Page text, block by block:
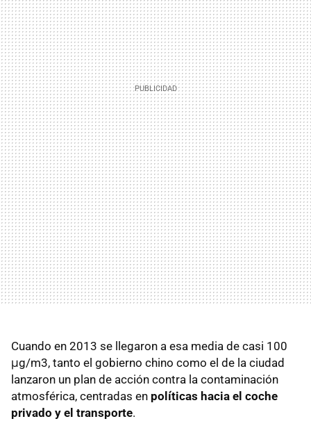
Cuando en 2013 se llegaron a esa media de casi 100
μg/m3, tanto el gobierno chino como el de la ciudad
lanzaron un plan de acción contra la contaminación
atmosférica, centradas en políticas hacia el coche
privado y el transporte.